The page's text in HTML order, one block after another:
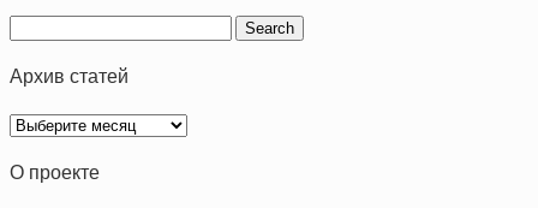
Архив статей
Архив
статей
О проекте